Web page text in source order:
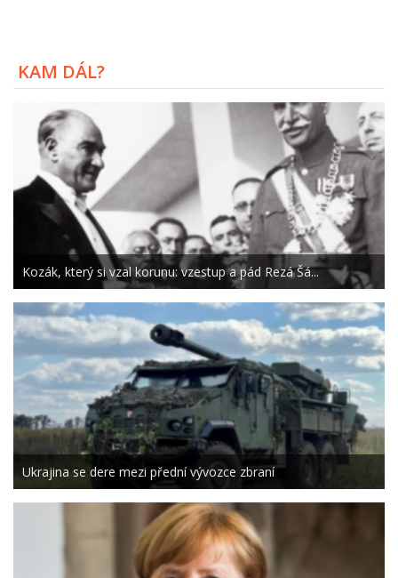
KAM DÁL?
Kozák, který si vzal korunu: vzestup a pád Rezá Šá...
Ukrajina se dere mezi přední vývozce zbraní